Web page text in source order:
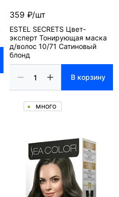
359 ₽/шт
ESTEL SECRETS Цвет-
эксперт Тонирующая маска
д/волос 10/71 Сатиновый
блонд
В корзину
много